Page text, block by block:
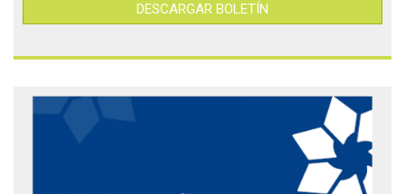
DESCARGAR BOLETÍN